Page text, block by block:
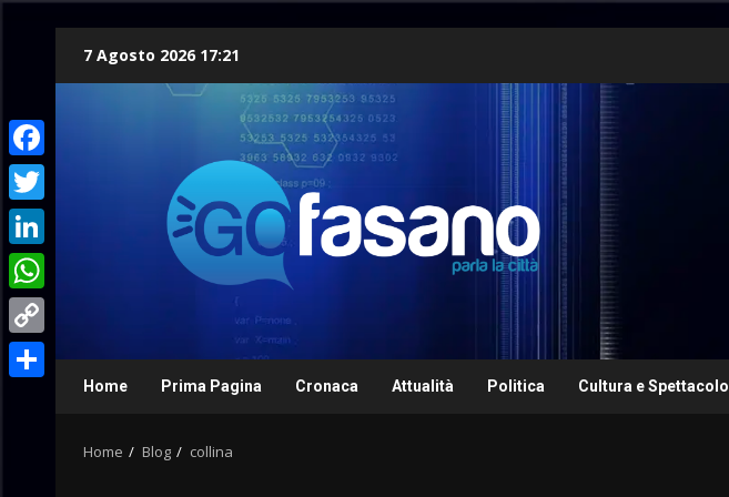
7 Agosto 2026 17:21
Home Prima Pagina Cronaca Attualità Politica Cultura e Spettacolo
Home Blog collina
Facebook
Twitter
LinkedIn
WhatsApp
Copy